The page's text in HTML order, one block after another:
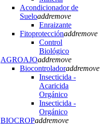
Acondicionador de
Sueloaddremove
Enraizante
Fitoprotecciónaddremove
Control
Biológico
AGROAJOaddremove
Biocontroladoraddremove
Insecticida -
Acaricida
Orgánico
Insecticida -
Orgánico
BIOCROPaddremove